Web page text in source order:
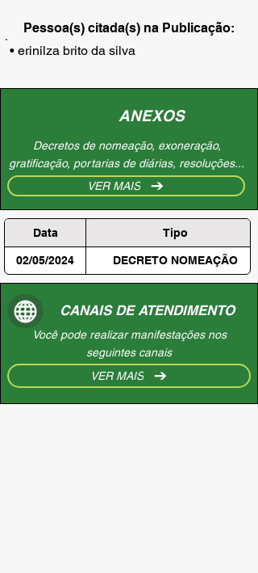
Pessoa(s) citada(s) na Publicação:
• erinilza brito da silva
ANEXOS
Decretos de nomeação, exoneração,
gratificação, portarias de diárias, resoluções...
VER MAIS
Data Tipo
02/05/2024 DECRETO NOMEAÇÃO
CANAIS DE ATENDIMENTO
Você pode realizar manifestações nos
seguintes canais
VER MAIS